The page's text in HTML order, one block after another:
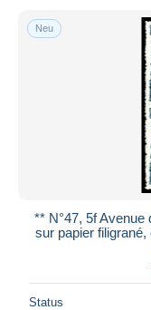
Neu
** N°47, 5f
sur papier
Status